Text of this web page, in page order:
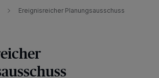
Ereignisreicher Planungsausschuss